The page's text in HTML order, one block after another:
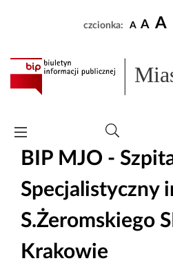
czcionka: A A A
BIP MJO -
Specjalistyczny
S.Żeromskiego
Krakowie